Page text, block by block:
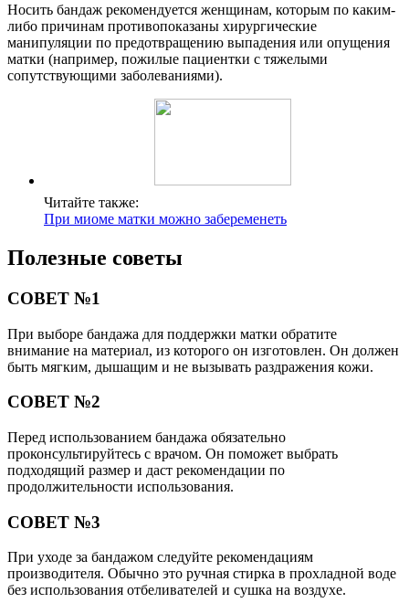
Носить бандаж рекомендуется женщинам, которым по каким-
либо причинам противопоказаны хирургические
манипуляции по предотвращению выпадения или опущения
матки (например, пожилые пациентки с тяжелыми
сопутствующими заболеваниями).
Читайте также:
При миоме матки можно забеременеть
Полезные советы
СОВЕТ №1
При выборе бандажа для поддержки матки обратите
внимание на материал, из которого он изготовлен. Он должен
быть мягким, дышащим и не вызывать раздражения кожи.
СОВЕТ №2
Перед использованием бандажа обязательно
проконсультируйтесь с врачом. Он поможет выбрать
подходящий размер и даст рекомендации по
продолжительности использования.
СОВЕТ №3
При уходе за бандажом следуйте рекомендациям
производителя. Обычно это ручная стирка в прохладной воде
без использования отбеливателей и сушка на воздухе.